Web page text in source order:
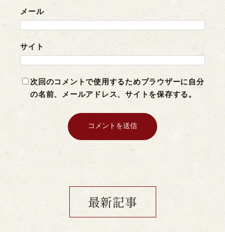
メール
サイト
次回のコメントで使用するためブラウザーに自分
の名前、メールアドレス、サイトを保存する。
最新記事